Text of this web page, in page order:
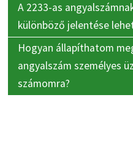
A 2233-as
különböző jelentése
Hogyan állapíthatom
angyalszám személyes
számomra?